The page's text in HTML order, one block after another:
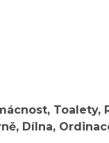
Toalety,
Dílna,